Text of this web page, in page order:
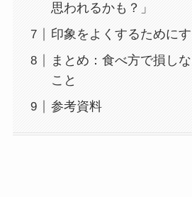
思われるかも？」
印象をよくするために
まとめ：食べ方で損し
こと
参考資料